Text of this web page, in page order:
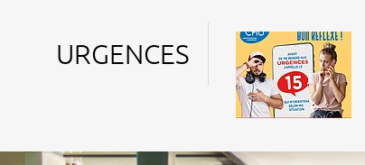
URGENCES